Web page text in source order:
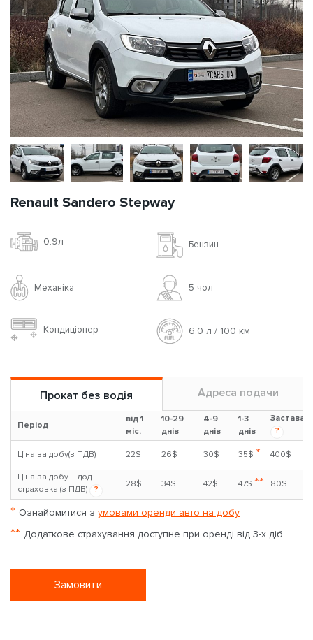
Renault Sandero Stepway
0.9л Бензин
Механіка 5 чoл
Кондиціонер 6.0 л / 100 км
Прокат без водія Адреса подачи
Період
від 1
міс.
10-29
днів
4-9
днів
1-3
днів
Застава
?
Ціна за добу(з ПДВ) 22$ 26$ 30$ 35$ * 400$
Ціна за добу + дод.
страховка (з ПДВ)
?
28$ 34$ 42$ 47$ ** 80$
* Ознайомитися з умовами оренди авто на добу
** Додаткове страхування доступне при оренді від 3-х діб
Замовити